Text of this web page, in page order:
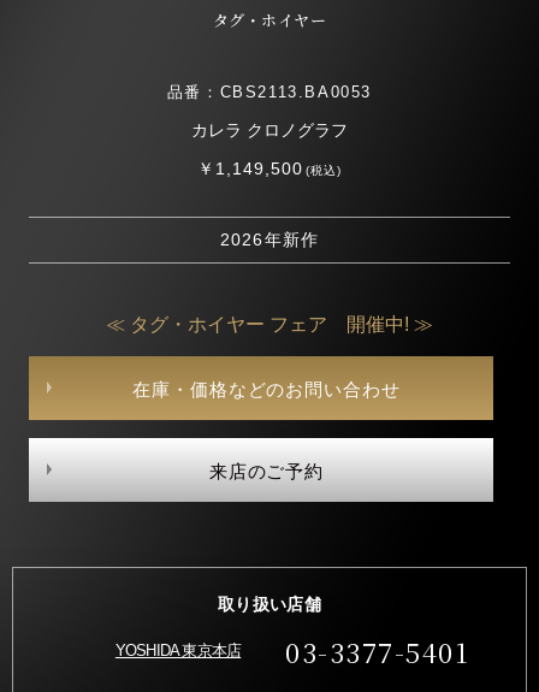
タグ・ホイヤー
品番：CBS2113.BA0053
カレラ クロノグラフ
￥1,149,500(税込)
2026年新作
≪ タグ・ホイヤー フェア 開催中! ≫
在庫・価格などのお問い合わせ
来店のご予約
取り扱い店舗
YOSHIDA 東京本店 03-3377-5401